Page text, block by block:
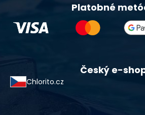
Platobné
Český e-
Chlorito.cz